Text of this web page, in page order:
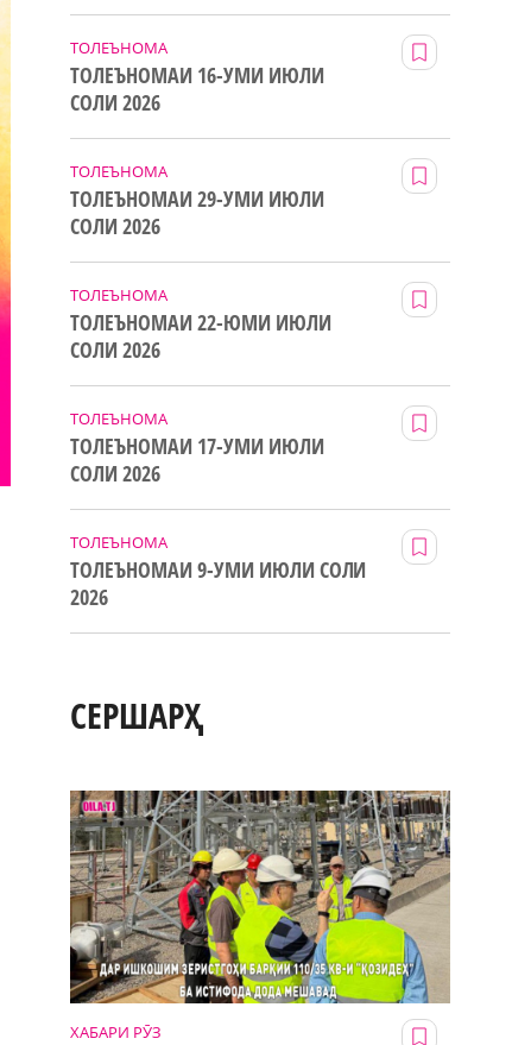
ТОЛЕЪНОМА
ТОЛЕЪНОМАИ 16-УМИ ИЮЛИ
СОЛИ 2026
ТОЛЕЪНОМА
ТОЛЕЪНОМАИ 29-УМИ ИЮЛИ
СОЛИ 2026
ТОЛЕЪНОМА
ТОЛЕЪНОМАИ 22-ЮМИ ИЮЛИ
СОЛИ 2026
ТОЛЕЪНОМА
ТОЛЕЪНОМАИ 17-УМИ ИЮЛИ
СОЛИ 2026
ТОЛЕЪНОМА
ТОЛЕЪНОМАИ 9-УМИ ИЮЛИ СОЛИ
2026
СЕРШАРҲ
ХАБАРИ РӮЗ